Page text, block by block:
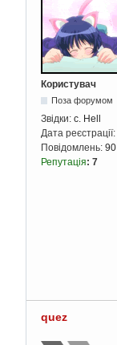
Користувач
Поза форумом
Звідки: c. Hell
Дата реєстрації:
Повідомлень: 90
Репутація: 7
quez